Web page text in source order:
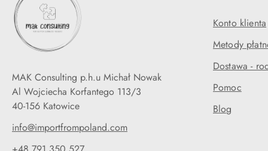
MAK Consulting p.h.u Michał Nowak
Al Wojciecha Korfantego 113/3
40-156 Katowice
info@importfrompoland.com
Konto klienta
Metody
Dostawa -
Pomoc
Blog